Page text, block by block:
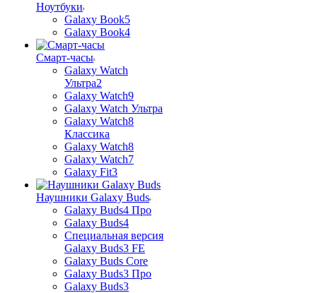
Ноутбуки
Galaxy Book5
Galaxy Book4
Смарт-часы
Galaxy Watch
Ультра2
Galaxy Watch9
Galaxy Watch Ультра
Galaxy Watch8
Классика
Galaxy Watch8
Galaxy Watch7
Galaxy Fit3
Наушники Galaxy Buds
Galaxy Buds4 Про
Galaxy Buds4
Специальная версия
Galaxy Buds3 FE
Galaxy Buds Core
Galaxy Buds3 Про
Galaxy Buds3